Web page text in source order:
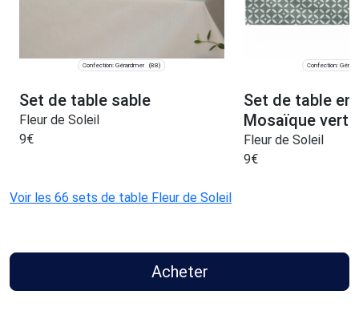
Confection: Gérardmer (88)
Set de table sable
Fleur de Soleil
9€
Confection:
Set de table
Mosaïque verte
Fleur de Soleil
9€
Voir les 66 sets de table Fleur de Soleil
Acheter